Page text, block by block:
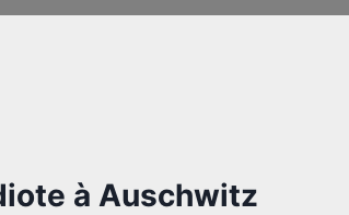
à Auschwitz